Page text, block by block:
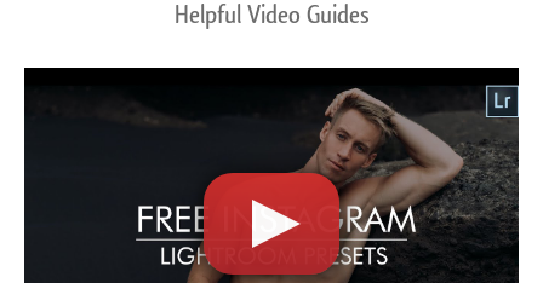
Helpful Video Guides